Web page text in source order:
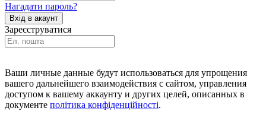
Нагадати пароль?
Зареєструватися
Ваши личные данные будут использоваться для упрощения
вашего дальнейшего взаимодействия с сайтом, управления
доступом к вашему аккаунту и других целей, описанных в
документе політика конфіденційності.